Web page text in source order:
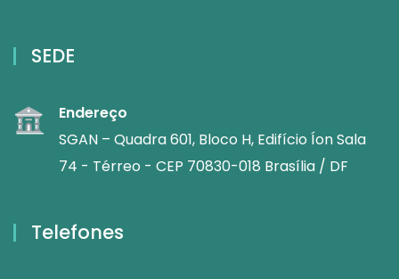
SEDE
Endereço
SGAN – Quadra 601, Bloco H, Edifício Íon Sala
74 - Térreo - CEP 70830-018 Brasília / DF
Telefones